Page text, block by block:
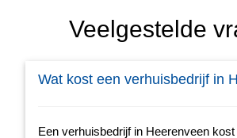
Veelgestelde
Wat kost een verhuisbedrijf in
Een verhuisbedrijf in Heerenveen